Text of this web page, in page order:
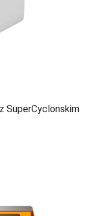
SuperCyclonskim